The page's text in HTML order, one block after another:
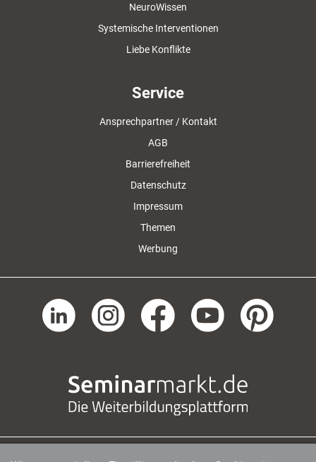
NeuroWissen
Systemische Interventionen
Liebe Konflikte
Service
Ansprechpartner / Kontakt
AGB
Barrierefreiheit
Datenschutz
Impressum
Themen
Werbung